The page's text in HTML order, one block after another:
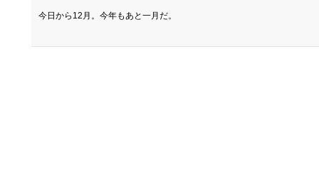
今日から12月。今年もあと一月だ。